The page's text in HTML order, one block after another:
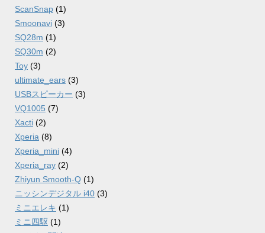
ScanSnap (1)
Smoonavi (3)
SQ28m (1)
SQ30m (2)
Toy (3)
ultimate_ears (3)
USBスピーカー (3)
VQ1005 (7)
Xacti (2)
Xperia (8)
Xperia_mini (4)
Xperia_ray (2)
Zhiyun Smooth-Q (1)
ニッシンデジタル i40 (3)
ミニエレキ (1)
ミニ四駆 (1)